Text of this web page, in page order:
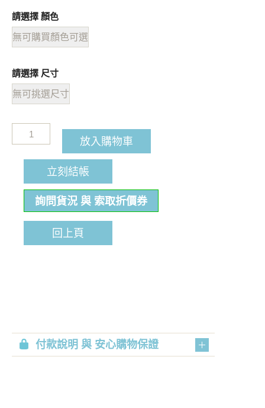
請選擇 顏色
無可購買顏色可選
請選擇 尺寸
無可挑選尺寸
放入購物車
立刻結帳
詢問貨況 與 索取折價券
回上頁
付款說明 與 安心購物保證